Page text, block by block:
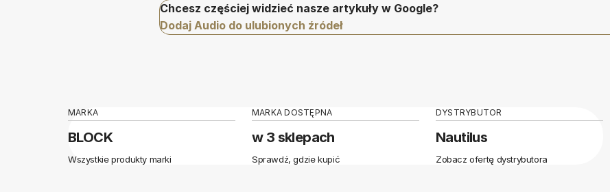
Chcesz częściej widzieć nasze artykuły w Google?
Dodaj Audio do ulubionych źródeł
MARKA
BLOCK
Wszystkie produkty marki
MARKA DOSTĘPNA
w 3 sklepach
Sprawdź, gdzie kupić
DYSTRYBUTOR
Nautilus
Zobacz ofertę dystrybutora